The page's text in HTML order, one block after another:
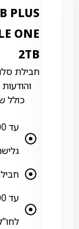
PLUS
ONE
2TB
כולל
חבילה